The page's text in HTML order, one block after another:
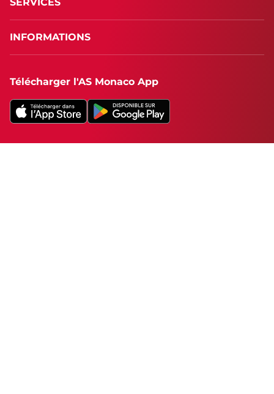
INFORMATIONS
Télécharger l'AS Monaco App